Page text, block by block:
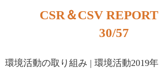
CSR＆CSV
30/57
環境活動の取り組み | 環境活動2019